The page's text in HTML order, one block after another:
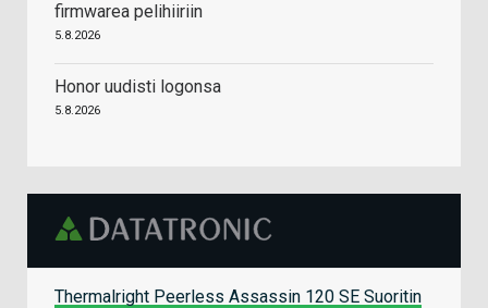
firmwarea pelihiiriin
5.8.2026
Honor uudisti logonsa
5.8.2026
Thermalright Peerless Assassin 120 SE Suoritin